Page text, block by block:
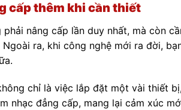
cấp thêm khi cần thiết
nâng cấp lần duy nhất, mà còn
ra, khi công nghệ mới ra đời,
chỉ là việc lắp đặt một vài thiết
nhạc đẳng cấp, mang lại cảm xúc